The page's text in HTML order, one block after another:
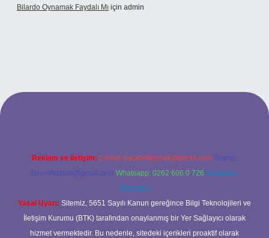
Bilardo Oynamak Faydalı Mı için admin
Reklam ve İletişim: E-mail: backlinkpaneli@gmail.com Teams:
forumhizmeti@gmail.com Whatsapp: 0262 606 0 726 Telegram:
@karabul
Yasal Uyarı: Sitemiz, 5651 Sayılı Kanun gereğince Bilgi Teknolojileri ve
İletişim Kurumu (BTK) tarafından onaylanmış bir Yer Sağlayıcı olarak
hizmet vermektedir. Bu nedenle, sitedeki içerikleri proaktif olarak